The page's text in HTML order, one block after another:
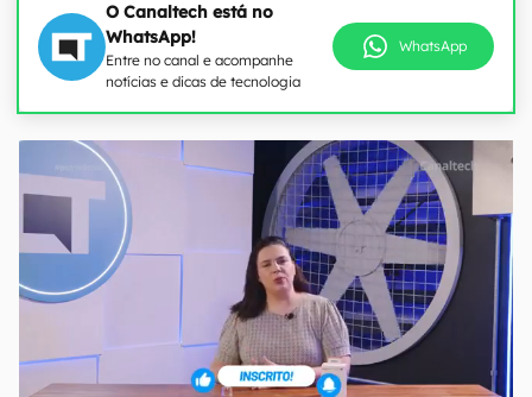
O Canaltech está no
WhatsApp!
Entre no canal e acompanhe
notícias e dicas de tecnologia
WhatsApp